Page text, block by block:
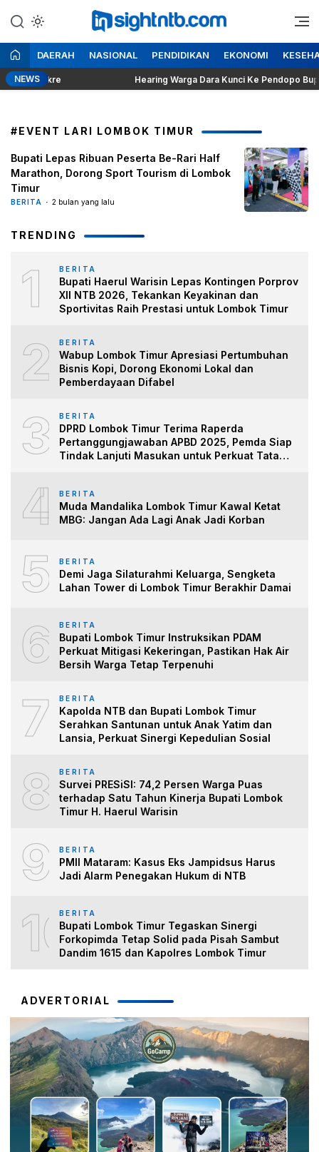
ke
konten
Insight NTB
Berita Seputar NTB
DAERAH NASIONAL PENDIDIKAN EKONOMI
NEWS
Sakre Hearing Warga Dara Kunci Ke Pendopo
#EVENT LARI LOMBOK TIMUR
Bupati Lepas Ribuan Peserta Be-Rari Half
Marathon, Dorong Sport Tourism di Lombok
Timur
BERITA 2 bulan yang lalu
TRENDING
1 BERITA
Bupati Haerul Warisin Lepas Kontingen Porprov
XII NTB 2026, Tekankan Keyakinan dan
Sportivitas Raih Prestasi untuk Lombok Timur
2 BERITA
Wabup Lombok Timur Apresiasi Pertumbuhan
Bisnis Kopi, Dorong Ekonomi Lokal dan
Pemberdayaan Difabel
3 BERITA
DPRD Lombok Timur Terima Raperda
Pertanggungjawaban APBD 2025, Pemda Siap
Tindak Lanjuti Masukan untuk Perkuat Tata
4 BERITA
Muda Mandalika Lombok Timur Kawal Ketat
MBG: Jangan Ada Lagi Anak Jadi Korban
5 BERITA
Demi Jaga Silaturahmi Keluarga, Sengketa
Lahan Tower di Lombok Timur Berakhir Damai
6 BERITA
Bupati Lombok Timur Instruksikan PDAM
Perkuat Mitigasi Kekeringan, Pastikan Hak Air
Bersih Warga Tetap Terpenuhi
7 BERITA
Kapolda NTB dan Bupati Lombok Timur
Serahkan Santunan untuk Anak Yatim dan
Lansia, Perkuat Sinergi Kepedulian Sosial
8 BERITA
Survei PRESiSI: 74,2 Persen Warga Puas
terhadap Satu Tahun Kinerja Bupati Lombok
Timur H. Haerul Warisin
9 BERITA
PMII Mataram: Kasus Eks Jampidsus Harus
Jadi Alarm Penegakan Hukum di NTB
10BERITA
Bupati Lombok Timur Tegaskan Sinergi
Forkopimda Tetap Solid pada Pisah Sambut
Dandim 1615 dan Kapolres Lombok Timur
ADVERTORIAL